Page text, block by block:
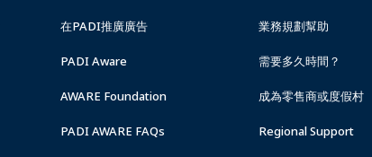
在PADI推廣廣告
PADI Aware
AWARE Foundation
PADI AWARE FAQs
業務規劃幫助
需要多久時間？
成為零售商或度假村
Regional Support